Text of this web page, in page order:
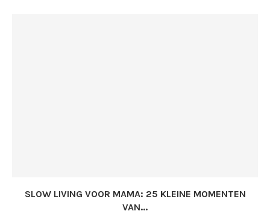
SLOW LIVING VOOR MAMA: 25 KLEINE MOMENTEN
VAN...